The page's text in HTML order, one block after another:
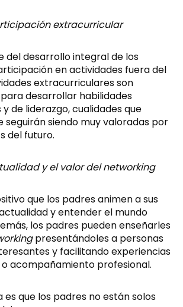
extracurricular
del desarrollo integral de los
en actividades fuera del
extracurriculares son
desarrollar habilidades
de liderazgo, cualidades que
seguirán siendo muy valoradas por
del futuro.
y el valor del networking
que los padres animen a sus
y entender el mundo
los padres pueden enseñarles
presentándoles a personas
y facilitando experiencias
acompañamiento profesional.
es que los padres no están solos